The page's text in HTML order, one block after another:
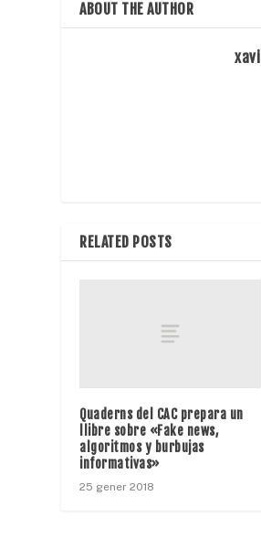
ABOUT THE AUTHOR
xavi
RELATED POSTS
Quaderns del CAC prepara un
llibre sobre «Fake news,
algoritmos y burbujas
informativas»
25 gener 2018